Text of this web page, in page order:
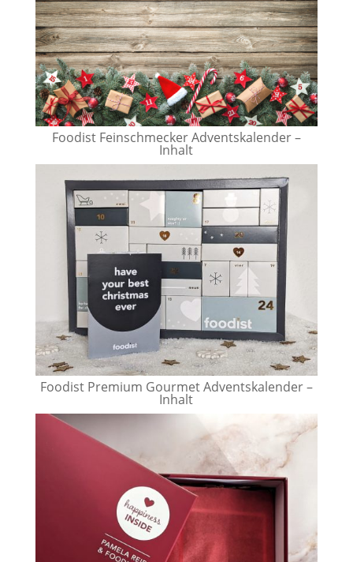
Foodist Feinschmecker Adventskalender –
Inhalt
Foodist Premium Gourmet Adventskalender –
Inhalt